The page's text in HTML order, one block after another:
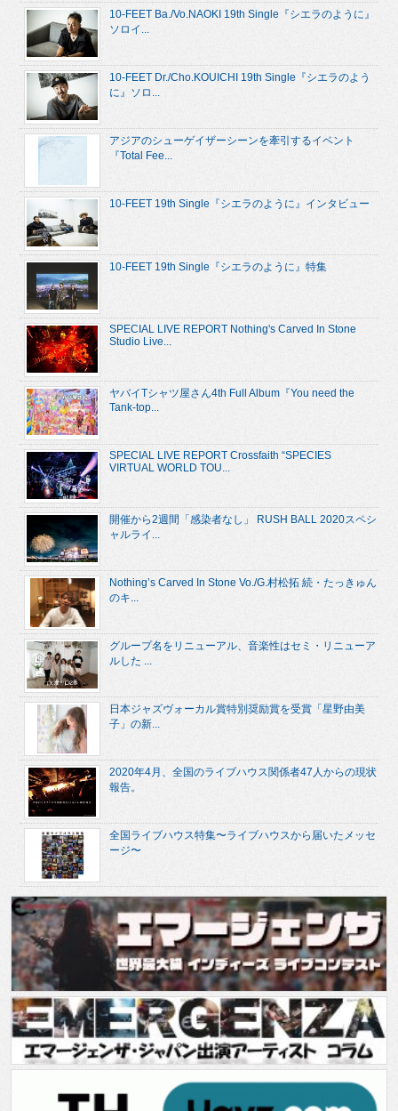
10-FEET Ba./Vo.NAOKI 19th Single『シエラのように』
ソロイ...
10-FEET Dr./Cho.KOUICHI 19th Single『シエラのよう
に』ソロ...
アジアのシューゲイザーシーンを牽引するイベント
『Total Fee...
10-FEET 19th Single『シエラのように』インタビュー
10-FEET 19th Single『シエラのように』特集
SPECIAL LIVE REPORT Nothing's Carved In Stone
Studio Live...
ヤバイTシャツ屋さん4th Full Album『You need the
Tank-top...
SPECIAL LIVE REPORT Crossfaith “SPECIES
VIRTUAL WORLD TOU...
開催から2週間「感染者なし」 RUSH BALL 2020スペシ
ャルライ...
Nothing’s Carved In Stone Vo./G.村松拓 続・たっきゅん
のキ...
グループ名をリニューアル、音楽性はセミ・リニューア
ルした ...
日本ジャズヴォーカル賞特別奨励賞を受賞「星野由美
子」の新...
2020年4月、全国のライブハウス関係者47人からの現状
報告。
全国ライブハウス特集〜ライブハウスから届いたメッセ
ージ〜